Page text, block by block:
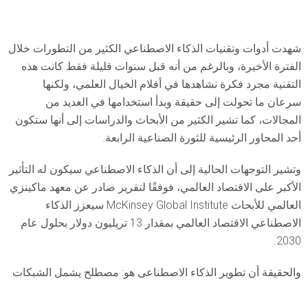
شهدت أدوات وتقنيات الذكاء الاصطناعي الكثير من التطورات خلال
الفترة الأخيرة، وبالرغم من أنه قبل سنوات قليلة فقط كانت هذه
التقنية مجرد فكرة نشاهدها في أفلام الخيال العلمي، ولكنها
سرعان ما تحولت إلى حقيقة وبدأ استخدامها في العديد من
المجالات، كما تشير الكثير من الأبحاث والدراسات إلى أنها ستكون
أحد المحاور الرئيسية للثورة الصناعية الرابعة.
وتشير التوجهات الحالية إلى أن الذكاء الاصطناعي سيكون له التأثير
الأكبر على الاقتصاد العالمي، فوفقًا لتقرير صادر عن معهد ماكينزي
العالمي للأبحاث McKinsey Global Institute سيعزز الذكاء
الاصطناعي الاقتصاد العالمي بمقدار 13 تريليون دولار بحلول عام
2030.
والحقيقة أن تطوير الذكاء الاصطناعى هو: مصطلح يشمل الشبكات